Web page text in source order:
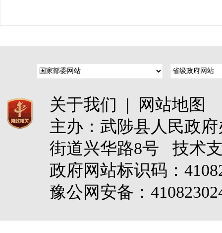
关于我们 |
网站地图
主办：武陟县人民政
街道兴华路8号 技术
政府网站标识码：
豫公网安备：